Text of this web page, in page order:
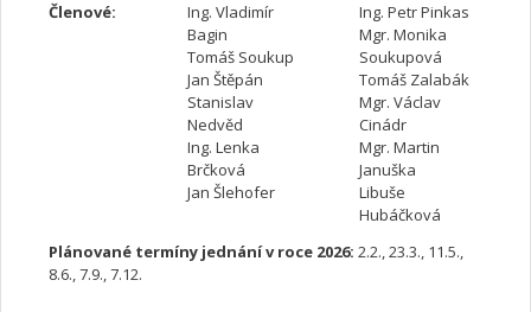
Členové:
Ing. Vladimír
Bagin
Tomáš Soukup
Jan Štěpán
Stanislav
Nedvěd
Ing. Lenka
Brčková
Jan Šlehofer
Ing. Petr Pinkas
Mgr. Monika
Soukupová
Tomáš Zalabák
Mgr. Václav
Cinádr
Mgr. Martin
Januška
Libuše
Hubáčková
Plánované termíny jednání v roce 2026: 2.2., 23.3., 11.5.,
8.6., 7.9., 7.12.